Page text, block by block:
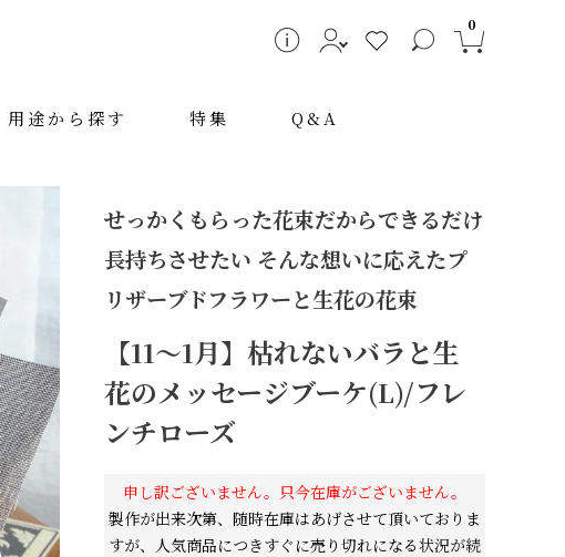
～
検索
0
用途から探す 特集 Q&A
せっかくもらった花束だからできるだけ
長持ちさせたい そんな想いに応えたプ
リザーブドフラワーと生花の花束
【11～1月】枯れないバラと生
花のメッセージブーケ(L)/フレ
ンチローズ
申し訳ございません。只今在庫がございません。
製作が出来次第、随時在庫はあげさせて頂いておりま
すが、人気商品につきすぐに売り切れになる状況が続